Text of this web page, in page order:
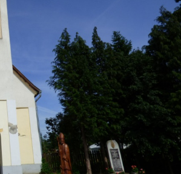
E-Önkormányzat
KÖZÉRDEKŰ
ADATOK
Képviselő-Testületi
Ülések